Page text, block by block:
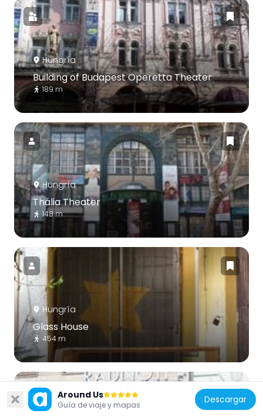
Hungría
Building of Budapest Operetta Theater
189 m
Hungría
Thália Theater
148 m
Hungría
Glass House
454 m
Around Us
Guía de viaje y mapas Descargar